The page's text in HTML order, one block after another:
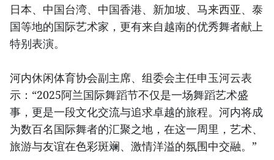
日本、中国台湾、中国香港、新加坡、马来西亚、泰
国等地的国际艺术家，更有来自越南的优秀舞者献上
特别表演。
河内休闲体育协会副主席、组委会主任申玉河云表
示：“2025阿兰国际舞蹈节不仅是一场舞蹈艺术盛
事，更是一段文化交流与追求卓越的旅程。河内将成
为数百名国际舞者的汇聚之地，在这一周里，艺术、
旅游与友谊在色彩斑斓、激情洋溢的氛围中交融。”